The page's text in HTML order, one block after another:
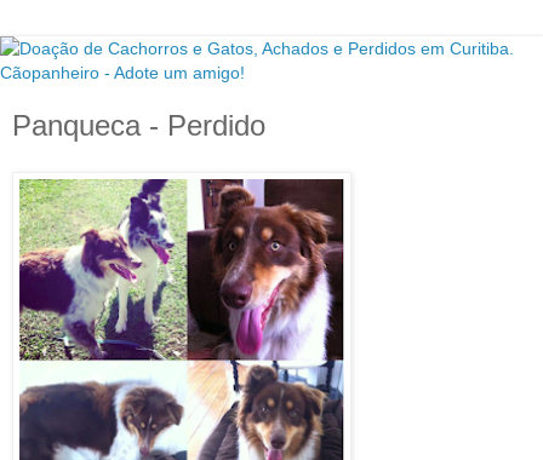
Panqueca - Perdido